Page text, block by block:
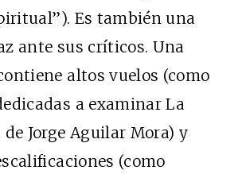
Es también una
ante sus críticos. Una
altos vuelos (como
a examinar La
Jorge Aguilar Mora) y
(como